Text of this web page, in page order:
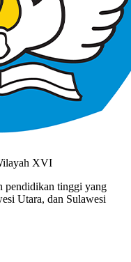
XVI
pendidikan tinggi yang
Utara, dan Sulawesi